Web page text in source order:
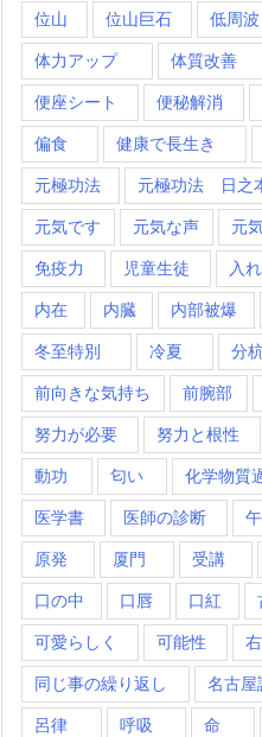
位山 位山巨石 低周波
体力アップ 体質改善
便座シート 便秘解消
偏食 健康で長生き
元極功法 元極功法 日之
元気です 元気な声 元
免疫力 児童生徒 入
内在 内臓 内部被爆
冬至特別 冷夏 分
前向きな気持ち 前腕部
努力が必要 努力と根性
動功 匂い 化学物質
医学書 医師の診断
原発 厦門 受講
口の中 口唇 口紅
可愛らしく 可能性
同じ事の繰り返し 名古屋
呂律 呼吸 命